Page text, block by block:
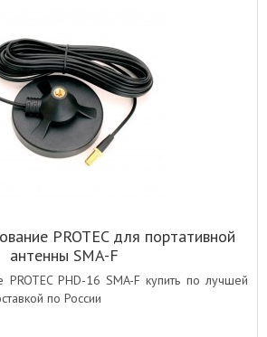
PROTEC для портативной
антенны SMA-F
PROTEC PHD-16 SMA-F купить по лучшей
по России